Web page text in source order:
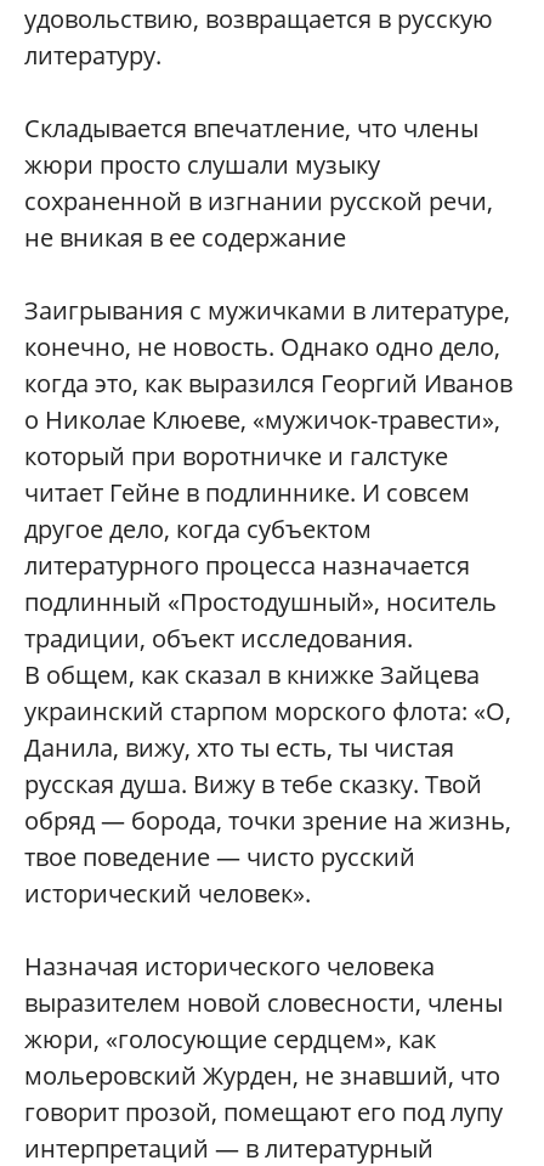
удовольствию, возвращается в русскую
литературу.
Складывается впечатление, что члены
жюри просто слушали музыку
сохраненной в изгнании русской речи,
не вникая в ее содержание
Заигрывания с мужичками в литературе,
конечно, не новость. Однако одно дело,
когда это, как выразился Георгий Иванов
о Николае Клюеве, «мужичок-травести»,
который при воротничке и галстуке
читает Гейне в подлиннике. И совсем
другое дело, когда субъектом
литературного процесса назначается
подлинный «Простодушный», носитель
традиции, объект исследования.
В общем, как сказал в книжке Зайцева
украинский старпом морского флота: «О,
Данила, вижу, хто ты есть, ты чистая
русская душа. Вижу в тебе сказку. Твой
обряд — борода, точки зрение на жизнь,
твое поведение — чисто русский
исторический человек».
Назначая исторического человека
выразителем новой словесности, члены
жюри, «голосующие сердцем», как
мольеровский Журден, не знавший, что
говорит прозой, помещают его под лупу
интерпретаций — в литературный